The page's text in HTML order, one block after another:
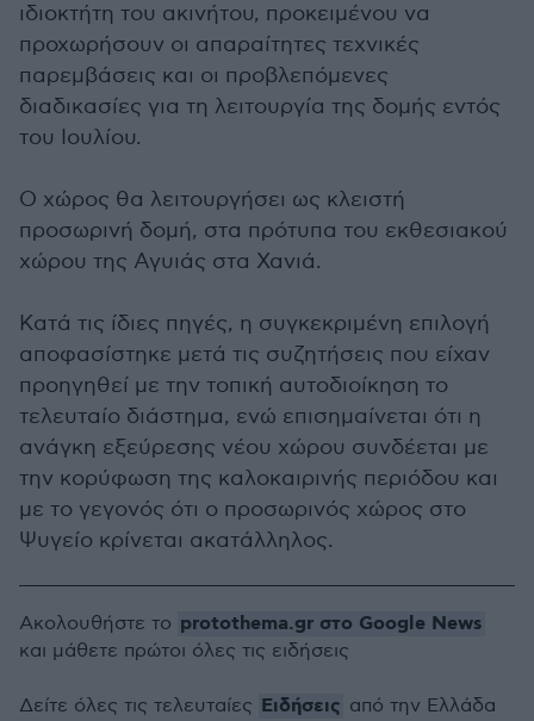
ιδιοκτήτη του ακινήτου, προκειμένου να
προχωρήσουν οι απαραίτητες τεχνικές
παρεμβάσεις και οι προβλεπόμενες
διαδικασίες για τη λειτουργία της δομής εντός
του Ιουλίου.
Ο χώρος θα λειτουργήσει ως κλειστή
προσωρινή δομή, στα πρότυπα του εκθεσιακού
χώρου της Αγυιάς στα Χανιά.
Κατά τις ίδιες πηγές, η συγκεκριμένη επιλογή
αποφασίστηκε μετά τις συζητήσεις που είχαν
προηγηθεί με την τοπική αυτοδιοίκηση το
τελευταίο διάστημα, ενώ επισημαίνεται ότι η
ανάγκη εξεύρεσης νέου χώρου συνδέεται με
την κορύφωση της καλοκαιρινής περιόδου και
με το γεγονός ότι ο προσωρινός χώρος στο
Ψυγείο κρίνεται ακατάλληλος.
Ακολουθήστε το protothema.gr στο Google News
και μάθετε πρώτοι όλες τις ειδήσεις
Δείτε όλες τις τελευταίες Ειδήσεις από την Ελλάδα